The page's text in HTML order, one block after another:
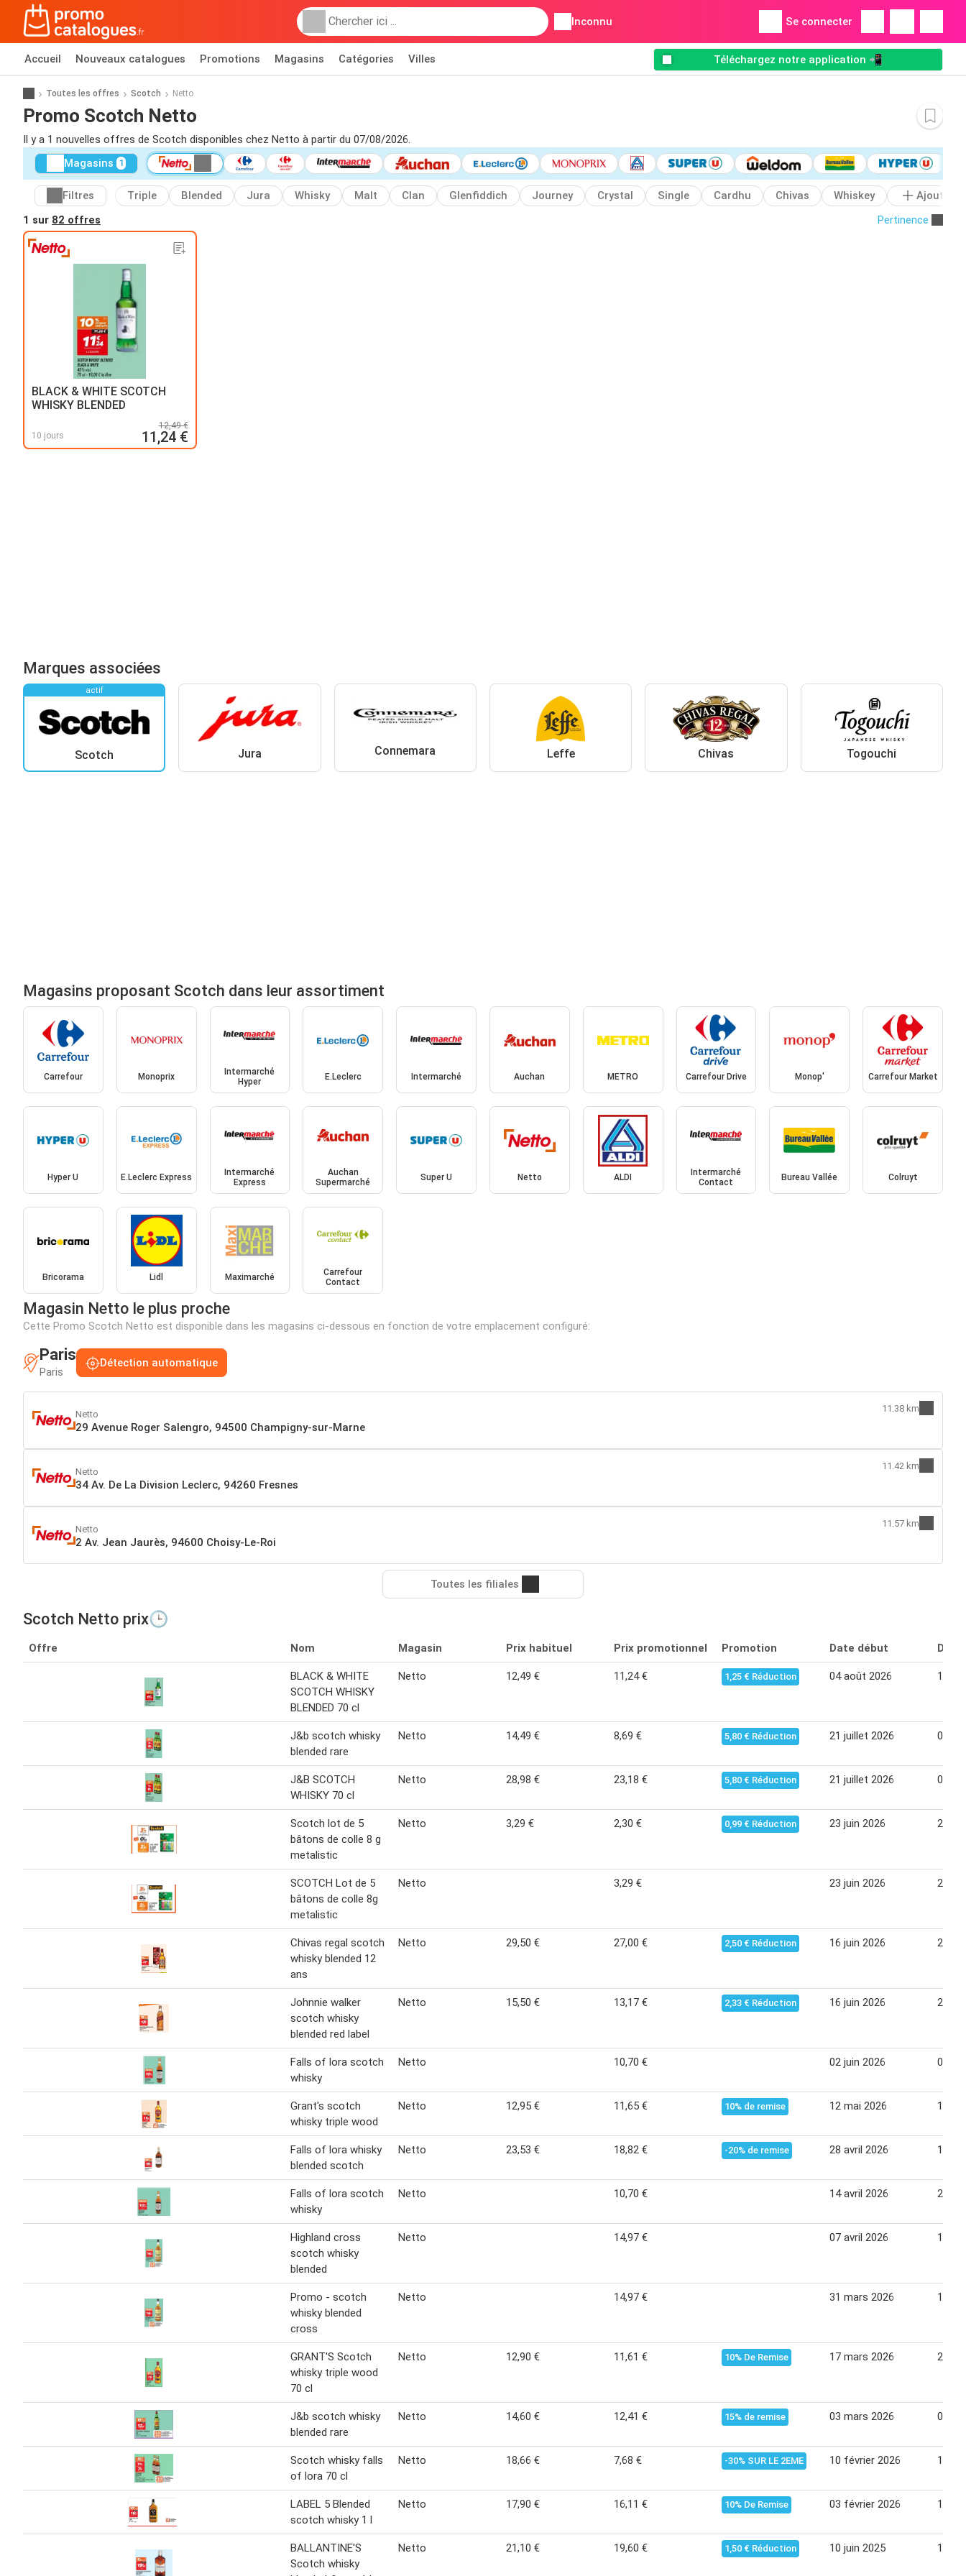
Inconnu Se connecter
Accueil Nouveaux catalogues Promotions Magasins Catégories Villes Téléchargez notre application 📲
Toutes les offres Scotch Netto
Promo Scotch Netto
Il y a 1 nouvelles offres de Scotch disponibles chez Netto à partir du 07/08/2026.
Magasins 1
Filtres Triple Blended Jura Whisky Malt Clan Glenfiddich Journey Crystal Single Cardhu Chivas Whiskey
Ajoutez
1 sur 82 offres Pertinence
BLACK & WHITE SCOTCH
WHISKY BLENDED
10 jours
12,49 €
11,24 €
Marques associées
actif
Scotch Jura Connemara Leffe Chivas Togouchi
Magasins proposant Scotch dans leur assortiment
Carrefour Monoprix
Intermarché
Hyper
E.Leclerc Intermarché Auchan METRO Carrefour Drive Monop' Carrefour Market
Hyper U E.Leclerc Express
Intermarché
Express
Auchan
Supermarché
Super U Netto ALDI
Intermarché
Contact
Bureau Vallée Colruyt
Bricorama Lidl Maximarché
Carrefour
Contact
Magasin Netto le plus proche
Cette Promo Scotch Netto est disponible dans les magasins ci-dessous en fonction de votre emplacement configuré:
Paris
Paris
Détection automatique
Netto
29 Avenue Roger Salengro, 94500 Champigny-sur-Marne
11.38 km
Netto
34 Av. De La Division Leclerc, 94260 Fresnes
11.42 km
Netto
2 Av. Jean Jaurès, 94600 Choisy-Le-Roi
11.57 km
Toutes les filiales
Scotch Netto prix🕒
Offre Nom Magasin Prix habituel Prix promotionnel Promotion Date début Date
BLACK & WHITE
SCOTCH WHISKY
BLENDED 70 cl
Netto 12,49 € 11,24 € 1,25 € Réduction 04 août 2026 17
J&b scotch whisky
blended rare
Netto 14,49 € 8,69 € 5,80 € Réduction 21 juillet 2026 03
J&B SCOTCH
WHISKY 70 cl
Netto 28,98 € 23,18 € 5,80 € Réduction 21 juillet 2026 03
Scotch lot de 5
bâtons de colle 8 g
metalistic
Netto 3,29 € 2,30 € 0,99 € Réduction 23 juin 2026 29
SCOTCH Lot de 5
bâtons de colle 8g
metalistic
Netto 3,29 € 23 juin 2026 29
Chivas regal scotch
whisky blended 12
ans
Netto 29,50 € 27,00 € 2,50 € Réduction 16 juin 2026 22
Johnnie walker
scotch whisky
blended red label
Netto 15,50 € 13,17 € 2,33 € Réduction 16 juin 2026 22
Falls of lora scotch
whisky
Netto 10,70 € 02 juin 2026 08
Grant's scotch
whisky triple wood
Netto 12,95 € 11,65 € 10% de remise 12 mai 2026 18
Falls of lora whisky
blended scotch
Netto 23,53 € 18,82 € -20% de remise 28 avril 2026 11
Falls of lora scotch
whisky
Netto 10,70 € 14 avril 2026 20
Highland cross
scotch whisky
blended
Netto 14,97 € 07 avril 2026 13
Promo - scotch
whisky blended
cross
Netto 14,97 € 31 mars 2026 13
GRANT'S Scotch
whisky triple wood
70 cl
Netto 12,90 € 11,61 € 10% De Remise 17 mars 2026 23
J&b scotch whisky
blended rare
Netto 14,60 € 12,41 € 15% de remise 03 mars 2026 09
Scotch whisky falls
of lora 70 cl
Netto 18,66 € 7,68 € -30% SUR LE 2EME 10 février 2026 16
LABEL 5 Blended
scotch whisky 1 l
Netto 17,90 € 16,11 € 10% De Remise 03 février 2026 16
BALLANTINE'S
Scotch whisky
Netto 21,10 € 19,60 € 1,50 € Réduction 10 juin 2025 16